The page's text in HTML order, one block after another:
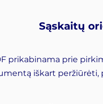
Sąskaitų
prikabinama prie
iškart peržiūrėti,